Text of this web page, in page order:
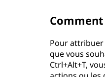
Pour attribuer
que vous
Ctrl+Alt+T,